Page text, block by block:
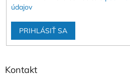
údajov
PRIHLÁSIŤ SA
Kontakt